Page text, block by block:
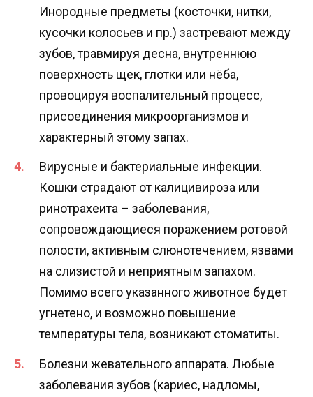
Инородные предметы (косточки, нитки,
кусочки колосьев и пр.) застревают между
зубов, травмируя десна, внутреннюю
поверхность щек, глотки или нёба,
провоцируя воспалительный процесс,
присоединения микроорганизмов и
характерный этому запах.
Вирусные и бактериальные инфекции.
Кошки страдают от калицивироза или
ринотрахеита – заболевания,
сопровождающиеся поражением ротовой
полости, активным слюнотечением, язвами
на слизистой и неприятным запахом.
Помимо всего указанного животное будет
угнетено, и возможно повышение
температуры тела, возникают стоматиты.
Болезни жевательного аппарата. Любые
заболевания зубов (кариес, надломы,